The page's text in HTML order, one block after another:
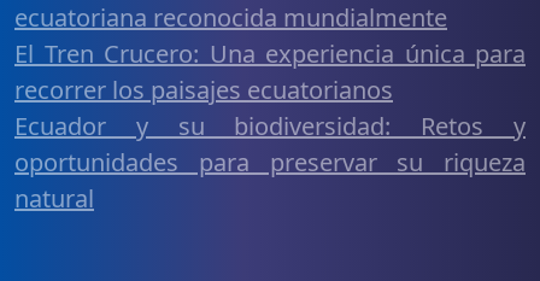
ecuatoriana reconocida mundialmente
El Tren Crucero: Una experiencia única para
recorrer los paisajes ecuatorianos
Ecuador y su biodiversidad: Retos y
oportunidades para preservar su riqueza
natural